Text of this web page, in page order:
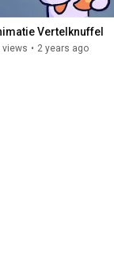
Vertelknuffel
views • 2 years ago